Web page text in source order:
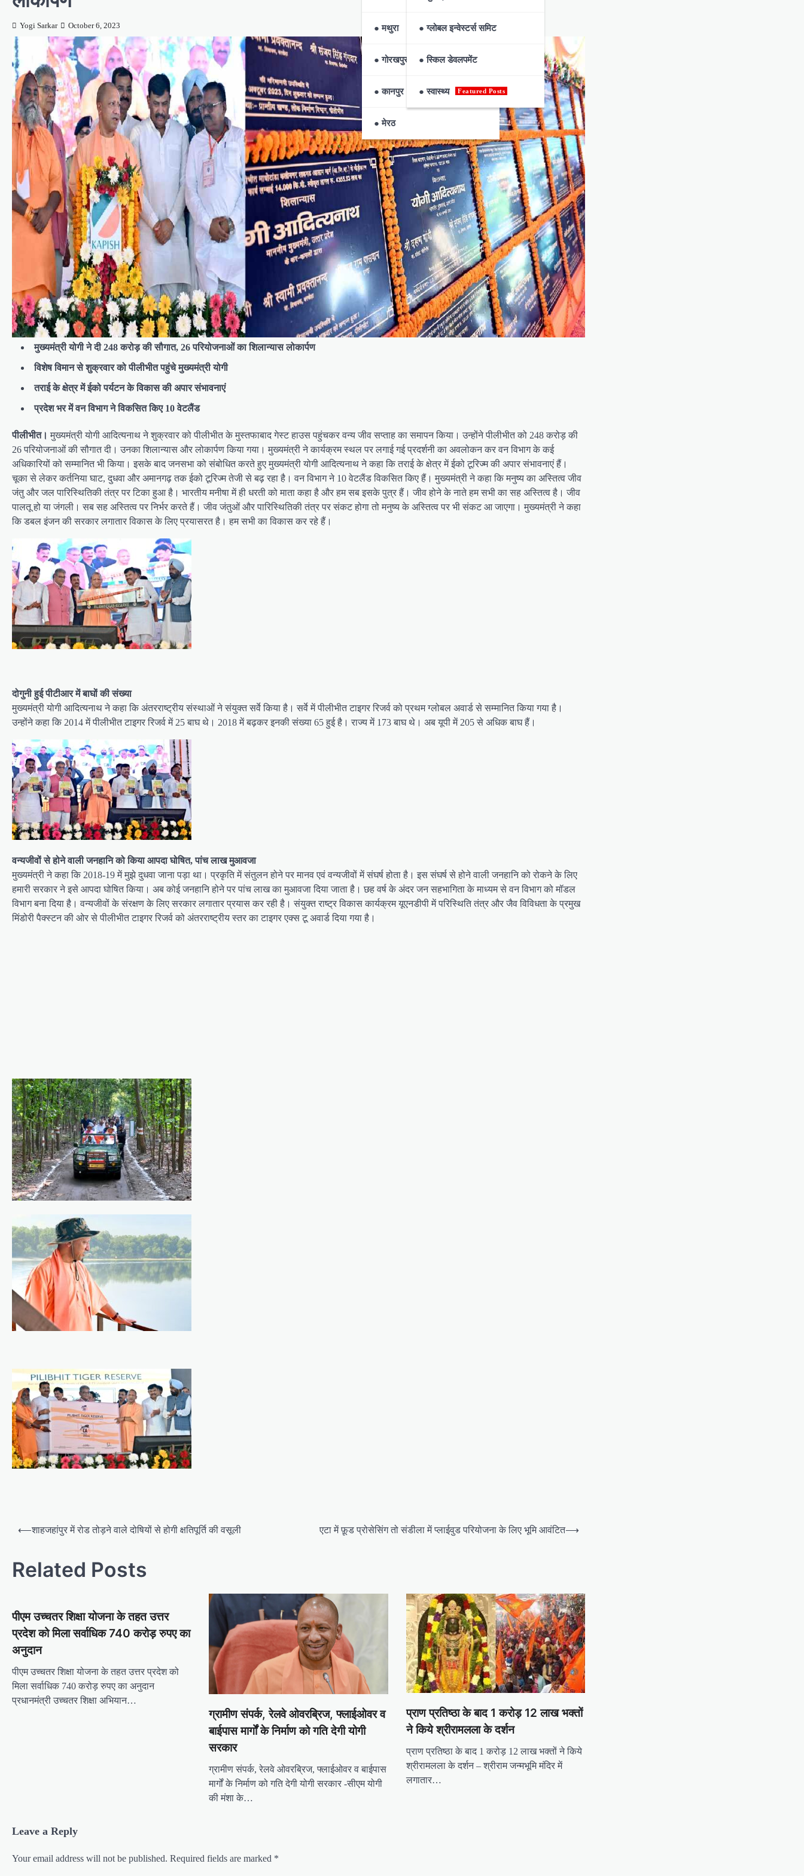
● मथुरा
● गोरखपुर
● कानपुर
● मेरठ
● ग्लोबल इन्वेस्टर्स समिट
● स्किल डेवलपमेंट
● स्वास्थ्य Featured Posts
Yogi Sarkar October 6, 2023
मुख्यमंत्री योगी ने दी 248 करोड़ की सौगात, 26 परियोजनाओं का शिलान्यास लोकार्पण
विशेष विमान से शुक्रवार को पीलीभीत पहुंचे मुख्यमंत्री योगी
तराई के क्षेत्र में ईको पर्यटन के विकास की अपार संभावनाएं
प्रदेश भर में वन विभाग ने विकसित किए 10 वेटलैंड
पीलीभीत। मुख्यमंत्री योगी आदित्यनाथ ने शुक्रवार को पीलीभीत के मुस्तफाबाद गेस्ट हाउस पहुंचकर वन्य जीव सप्ताह का समापन किया। उन्होंने पीलीभीत को 248 करोड़ की
26 परियोजनाओं की सौगात दी। उनका शिलान्यास और लोकार्पण किया गया। मुख्यमंत्री ने कार्यक्रम स्थल पर लगाई गई प्रदर्शनी का अवलोकन कर वन विभाग के कई
अधिकारियों को सम्मानित भी किया। इसके बाद जनसभा को संबोधित करते हुए मुख्यमंत्री योगी आदित्यनाथ ने कहा कि तराई के क्षेत्र में ईको टूरिज्म की अपार संभावनाएं हैं।
चूका से लेकर कर्तनिया घाट, दुधवा और अमानगढ़ तक ईको टूरिज्म तेजी से बढ़ रहा है। वन विभाग ने 10 वेटलैंड विकसित किए हैं। मुख्यमंत्री ने कहा कि मनुष्य का अस्तित्व जीव
जंतु और जल पारिस्थितिकी तंत्र पर टिका हुआ है। भारतीय मनीषा में ही धरती को माता कहा है और हम सब इसके पुत्र हैं। जीव होने के नाते हम सभी का सह अस्तित्व है। जीव
पालतू हो या जंगली। सब सह अस्तित्व पर निर्भर करते हैं। जीव जंतुओं और पारिस्थितिकी तंत्र पर संकट होगा तो मनुष्य के अस्तित्व पर भी संकट आ जाएगा। मुख्यमंत्री ने कहा
कि डबल इंजन की सरकार लगातार विकास के लिए प्रयासरत है। हम सभी का विकास कर रहे हैं।
दोगुनी हुई पीटीआर में बाघों की संख्या
मुख्यमंत्री योगी आदित्यनाथ ने कहा कि अंतरराष्ट्रीय संस्थाओं ने संयुक्त सर्वे किया है। सर्वे में पीलीभीत टाइगर रिजर्व को प्रथम ग्लोबल अवार्ड से सम्मानित किया गया है।
उन्होंने कहा कि 2014 में पीलीभीत टाइगर रिजर्व में 25 बाघ थे। 2018 में बढ़कर इनकी संख्या 65 हुई है। राज्य में 173 बाघ थे। अब यूपी में 205 से अधिक बाघ हैं।
वन्यजीवों से होने वाली जनहानि को किया आपदा घोषित, पांच लाख मुआवजा
मुख्यमंत्री ने कहा कि 2018-19 में मुझे दुधवा जाना पड़ा था। प्रकृति में संतुलन होने पर मानव एवं वन्यजीवों में संघर्ष होता है। इस संघर्ष से होने वाली जनहानि को रोकने के लिए
हमारी सरकार ने इसे आपदा घोषित किया। अब कोई जनहानि होने पर पांच लाख का मुआवजा दिया जाता है। छह वर्ष के अंदर जन सहभागिता के माध्यम से वन विभाग को मॉडल
विभाग बना दिया है। वन्यजीवों के संरक्षण के लिए सरकार लगातार प्रयास कर रही है। संयुक्त राष्ट्र विकास कार्यक्रम यूएनडीपी में परिस्थिति तंत्र और जैव विविधता के प्रमुख
मिंडोरी पैक्स्टन की ओर से पीलीभीत टाइगर रिजर्व को अंतरराष्ट्रीय स्तर का टाइगर एक्स टू अवार्ड दिया गया है।
Post
⟵शाहजहांपुर में रोड तोड़ने वाले दोषियों से होगी क्षतिपूर्ति की वसूली एटा में फ़ूड प्रोसेसिंग तो संडीला में प्लाईवुड परियोजना के लिए भूमि आवंटित⟶
Related Posts
पीएम उच्चतर शिक्षा योजना के तहत उत्तर
प्रदेश को मिला सर्वाधिक 740 करोड़ रुपए का
अनुदान
पीएम उच्चतर शिक्षा योजना के तहत उत्तर प्रदेश को
मिला सर्वाधिक 740 करोड़ रुपए का अनुदान
प्रधानमंत्री उच्चतर शिक्षा अभियान…
ग्रामीण संपर्क, रेलवे ओवरब्रिज, फ्लाईओवर व
बाईपास मार्गों के निर्माण को गति देगी योगी
सरकार
ग्रामीण संपर्क, रेलवे ओवरब्रिज, फ्लाईओवर व बाईपास
मार्गों के निर्माण को गति देगी योगी सरकार -सीएम योगी
की मंशा के…
प्राण प्रतिष्ठा के बाद 1 करोड़ 12 लाख भक्तों
ने किये श्रीरामलला के दर्शन
प्राण प्रतिष्ठा के बाद 1 करोड़ 12 लाख भक्तों ने किये
श्रीरामलला के दर्शन – श्रीराम जन्मभूमि मंदिर में
लगातार…
Leave a Reply
Your email address will not be published. Required fields are marked *